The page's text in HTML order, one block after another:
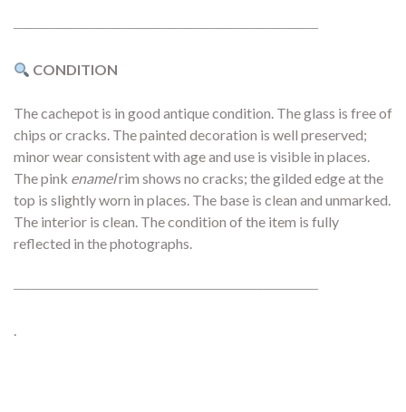
―――――――――――――――――――――
CONDITION
The cachepot is in good antique condition. The glass is free of
chips or cracks. The painted decoration is well preserved;
minor wear consistent with age and use is visible in places.
The pink enamelrim shows no cracks; the gilded edge at the
top is slightly worn in places. The base is clean and unmarked.
The interior is clean. The condition of the item is fully
reflected in the photographs.
―――――――――――――――――――――
.